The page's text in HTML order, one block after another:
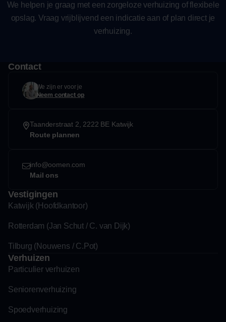
We helpen je graag met een zorgeloze verhuizing of flexibele
opslag. Vraag vrijblijvend een indicatie aan of plan direct je
verhuizing.
Contact
We zijn er voor je
Neem contact op
Taanderstraat 2, 2222 BE Katwijk
Route plannen
info@oomen.com
Mail ons
Vestigingen
Katwijk (Hoofdkantoor)
Rotterdam (Jan Schut / C. van Dijk)
Tilburg (Nouwens / C.Pot)
Verhuizen
Particulier verhuizen
Seniorenverhuizing
Spoedverhuizing